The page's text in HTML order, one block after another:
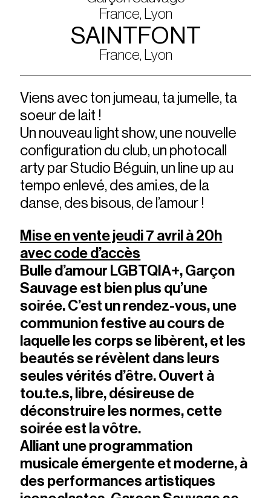
France, Lyon
SAINTFONT
France, Lyon
Viens avec ton jumeau, ta jumelle, ta
soeur de lait !
Un nouveau light show, une nouvelle
configuration du club, un photocall
arty par Studio Béguin, un line up au
tempo enlevé, des ami.es, de la
danse, des bisous, de l’amour !
Mise en vente jeudi 7 avril à 20h
avec code d’accès
Bulle d’amour LGBTQIA+, Garçon
Sauvage est bien plus qu’une
soirée. C’est un rendez-vous, une
communion festive au cours de
laquelle les corps se libèrent, et les
beautés se révèlent dans leurs
seules vérités d’être. Ouvert à
tou.te.s, libre, désireuse de
déconstruire les normes, cette
soirée est la vôtre.
Alliant une programmation
musicale émergente et moderne, à
des performances artistiques